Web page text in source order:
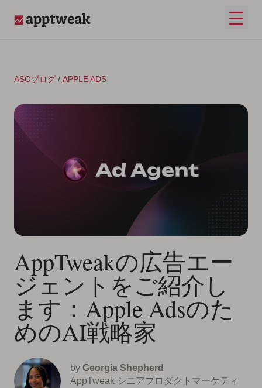
メイ
ASOブログ / APPLE ADS
AppTweakの広告エー
ジェントをご紹介し
ます：Apple Adsのた
めのAI戦略家
by Georgia Shepherd
AppTweak シニアプロダクトマーケティ